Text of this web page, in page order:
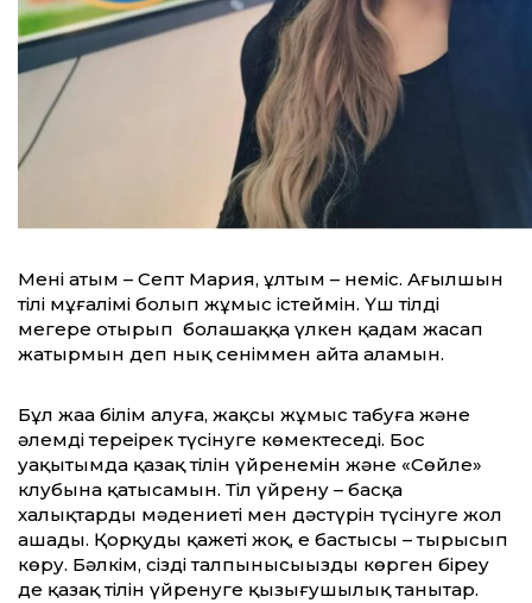
Менің атым – Септ Мария, ұлтым – неміс. Ағылшын
тілі мұғалімі болып жұмыс істеймін. Үш тілді
меңгере отырып болашаққа үлкен қадам жасап
жатырмын деп нық сеніммен айта аламын.
Бұл жаңа білім алуға, жақсы жұмыс табуға және
әлемді тереңірек түсінуге көмектеседі. Бос
уақытымда қазақ тілін үйренемін және «Сөйле»
клубына қатысамын. Тіл үйрену – басқа
халықтардың мәдениеті мен дәстүрін түсінуге жол
ашады. Қорқудың қажеті жоқ, ең бастысы – тырысып
көру. Бәлкім, сіздің талпынысыңызды көрген біреу
де қазақ тілін үйренуге қызығушылық танытар.